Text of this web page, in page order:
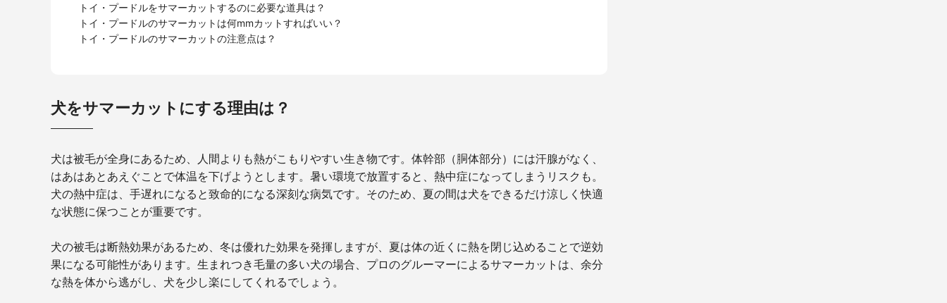
トイ・プードルをサマーカットするのに必要な道具は？
トイ・プードルのサマーカットは何mmカットすればいい？
トイ・プードルのサマーカットの注意点は？
犬をサマーカットにする理由は？
犬は被毛が全身にあるため、人間よりも熱がこもりやすい生き物です。体幹部（胴体部分）には汗腺がなく、
はあはあとあえぐことで体温を下げようとします。暑い環境で放置すると、熱中症になってしまうリスクも。
犬の熱中症は、手遅れになると致命的になる深刻な病気です。そのため、夏の間は犬をできるだけ涼しく快適
な状態に保つことが重要です。
犬の被毛は断熱効果があるため、冬は優れた効果を発揮しますが、夏は体の近くに熱を閉じ込めることで逆効
果になる可能性があります。生まれつき毛量の多い犬の場合、プロのグルーマーによるサマーカットは、余分
な熱を体から逃がし、犬を少し楽にしてくれるでしょう。